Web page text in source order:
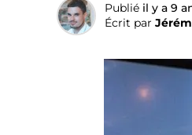
Publié il y a 9
Écrit par